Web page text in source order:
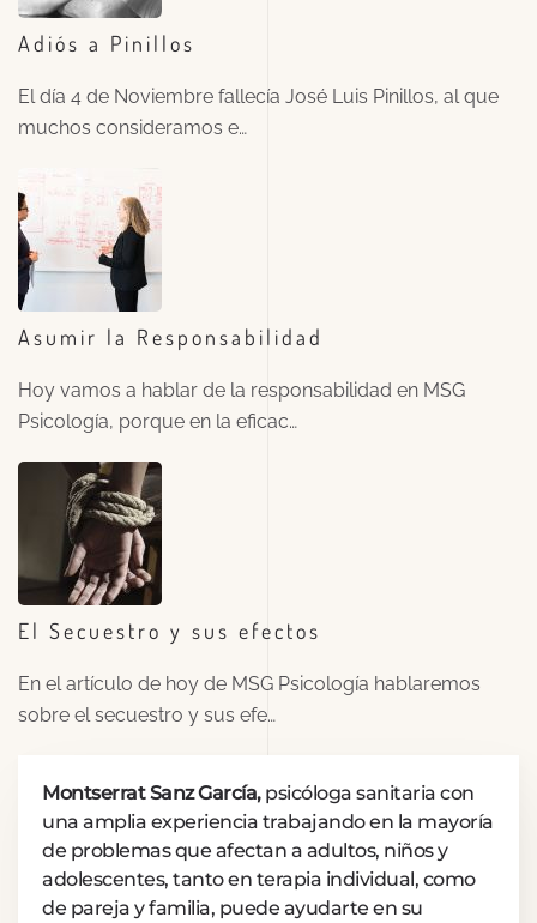
Adiós a Pinillos
El día 4 de Noviembre fallecía José Luis Pinillos, al que
muchos consideramos e…
Asumir la Responsabilidad
Hoy vamos a hablar de la responsabilidad en MSG
Psicología, porque en la eficac…
El Secuestro y sus efectos
En el artículo de hoy de MSG Psicología hablaremos
sobre el secuestro y sus efe…
Montserrat Sanz García,psicóloga sanitaria con
una amplia experiencia trabajando en la mayoría
de problemas que afectan a adultos, niños y
adolescentes, tanto en terapia individual, como
de pareja y familia, puede ayudarte en su